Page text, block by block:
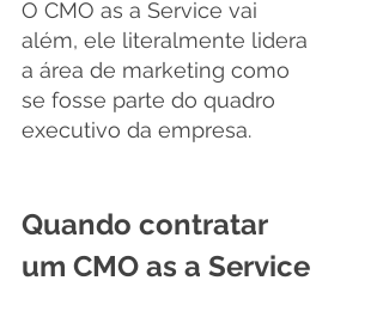
O CMO as a Service vai
além, ele literalmente lidera
a área de marketing como
se fosse parte do quadro
executivo da empresa.
Quando contratar
um CMO as a Service